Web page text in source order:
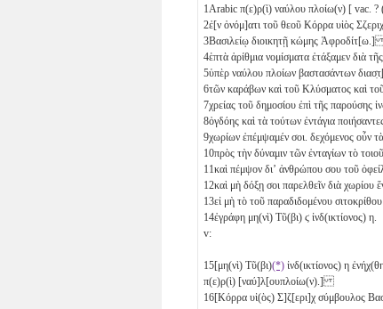
1 Arabic π(ε)ρ(ὶ) ναύλου πλοίω(ν) [
2ἐ[ν ὀνόμ]ατι τοῦ θεοῦ Κόρρα υἱὸς
3Βασιλείῳ διοικητῇ κώμης
4ἑπτὰ ἀρίθμια νομίσματα ἐτάξαμεν διὰ
5ὑπὲρ ναύλου πλοίων βαστασάντων
6τῶν καράβων καὶ τοῦ Κλύσματος καὶ
7χρείας τοῦ δημοσίου ἐπὶ τῆς παρούσης
8ὀγδόης καὶ τὰ τούτων ἐντάγια
9χωρίων ἐπέμψαμέν σοι. δεχόμενος
10πρὸς τὴν δύναμιν τῶν ἐνταγίων τὸ
11καὶ πέμψον διʼ ἀνθρώπου σου τοῦ
12καὶ μὴ δόξῃ σοι παρελθεῖν διὰ
13εἰ μὴ τὸ τοῦ παραδιδομένου
14ἐγράφη μη(νὶ) Τῦ(βι) ϛ ἰνδ(ικτίονος) η
v:
15[μη(νὶ) Τῦ(βι)(*) ἰνδ(ικτίονος) η
π(ε)ρ(ὶ) [ναύ]λ[ουπλοίω(ν).]
16[Κόρρα υἱ(ὸς) Σ]ζ[ερι]χ σύμβουλος